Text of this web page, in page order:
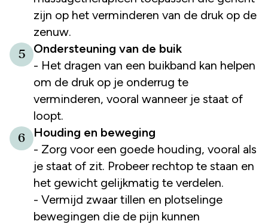
zijn op het verminderen van de druk op de
zenuw.
5
Ondersteuning van de buik
- Het dragen van een buikband kan helpen
om de druk op je onderrug te
verminderen, vooral wanneer je staat of
loopt.
6
Houding en beweging
- Zorg voor een goede houding, vooral als
je staat of zit. Probeer rechtop te staan en
het gewicht gelijkmatig te verdelen.
- Vermijd zwaar tillen en plotselinge
bewegingen die de pijn kunnen